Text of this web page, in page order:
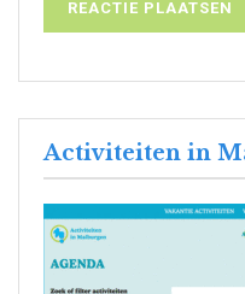
Activiteiten in